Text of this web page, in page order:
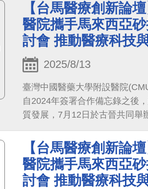
【台馬醫療創新論
醫院攜手馬來西亞
討會 推動醫療科技
2025/8/13
臺灣中國醫藥大學附設醫院
自2024年簽署合作備忘錄之後
質發展，7月12日於古晉共同舉
癌症質子治療、醫療人工智慧
尖端技術。中醫大附醫國際醫
次會議不僅展現臺灣在精准醫
作的新篇章，期盼雙方持續深
【台馬醫療創新論
醫院攜手馬來西亞
討會 推動醫療科技